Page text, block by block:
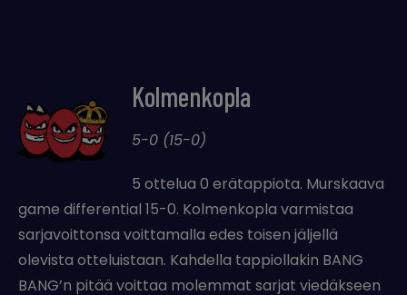
Kolmenkopla
5-0 (15-0)
5 ottelua 0 erätappiota. Murskaava
game differential 15-0. Kolmenkopla varmistaa
sarjavoittonsa voittamalla edes toisen jäljellä
olevista otteluistaan. Kahdella tappiollakin BANG
BANG’n pitää voittaa molemmat sarjat viedäkseen